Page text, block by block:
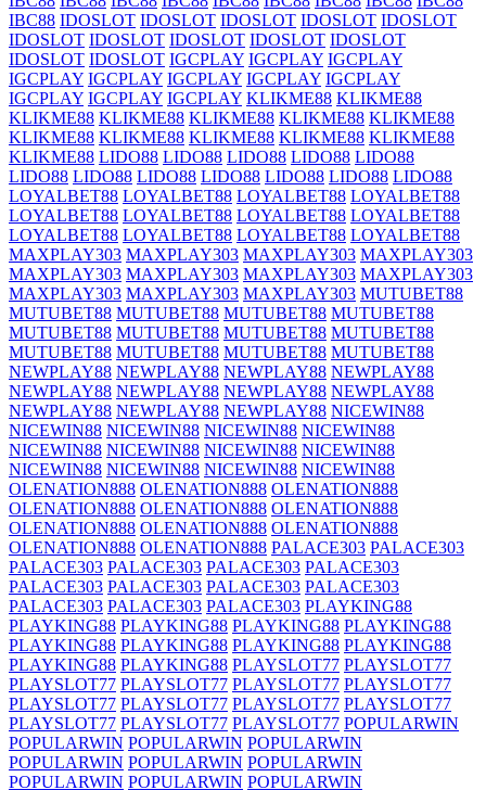
IBC88 IDOSLOT IDOSLOT IDOSLOT IDOSLOT IDOSLOT
IDOSLOT IDOSLOT IDOSLOT IDOSLOT IDOSLOT
IDOSLOT IDOSLOT IGCPLAY IGCPLAY IGCPLAY
IGCPLAY IGCPLAY IGCPLAY IGCPLAY IGCPLAY
IGCPLAY IGCPLAY IGCPLAY KLIKME88 KLIKME88
KLIKME88 KLIKME88 KLIKME88 KLIKME88 KLIKME88
KLIKME88 KLIKME88 KLIKME88 KLIKME88 KLIKME88
KLIKME88 LIDO88 LIDO88 LIDO88 LIDO88 LIDO88
LIDO88 LIDO88 LIDO88 LIDO88 LIDO88 LIDO88 LIDO88
LOYALBET88 LOYALBET88 LOYALBET88 LOYALBET88
LOYALBET88 LOYALBET88 LOYALBET88 LOYALBET88
LOYALBET88 LOYALBET88 LOYALBET88 LOYALBET88
MAXPLAY303 MAXPLAY303 MAXPLAY303 MAXPLAY303
MAXPLAY303 MAXPLAY303 MAXPLAY303 MAXPLAY303
MAXPLAY303 MAXPLAY303 MAXPLAY303 MUTUBET88
MUTUBET88 MUTUBET88 MUTUBET88 MUTUBET88
MUTUBET88 MUTUBET88 MUTUBET88 MUTUBET88
MUTUBET88 MUTUBET88 MUTUBET88 MUTUBET88
NEWPLAY88 NEWPLAY88 NEWPLAY88 NEWPLAY88
NEWPLAY88 NEWPLAY88 NEWPLAY88 NEWPLAY88
NEWPLAY88 NEWPLAY88 NEWPLAY88 NICEWIN88
NICEWIN88 NICEWIN88 NICEWIN88 NICEWIN88
NICEWIN88 NICEWIN88 NICEWIN88 NICEWIN88
NICEWIN88 NICEWIN88 NICEWIN88 NICEWIN88
OLENATION888 OLENATION888 OLENATION888
OLENATION888 OLENATION888 OLENATION888
OLENATION888 OLENATION888 OLENATION888
OLENATION888 OLENATION888 PALACE303 PALACE303
PALACE303 PALACE303 PALACE303 PALACE303
PALACE303 PALACE303 PALACE303 PALACE303
PALACE303 PALACE303 PALACE303 PLAYKING88
PLAYKING88 PLAYKING88 PLAYKING88 PLAYKING88
PLAYKING88 PLAYKING88 PLAYKING88 PLAYKING88
PLAYKING88 PLAYKING88 PLAYSLOT77 PLAYSLOT77
PLAYSLOT77 PLAYSLOT77 PLAYSLOT77 PLAYSLOT77
PLAYSLOT77 PLAYSLOT77 PLAYSLOT77 PLAYSLOT77
PLAYSLOT77 PLAYSLOT77 PLAYSLOT77 POPULARWIN
POPULARWIN POPULARWIN POPULARWIN
POPULARWIN POPULARWIN POPULARWIN
POPULARWIN POPULARWIN POPULARWIN